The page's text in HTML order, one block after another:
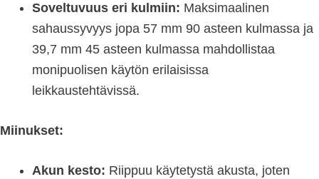
Soveltuvuus eri kulmiin: Maksimaalinen
sahaussyvyys jopa 57 mm 90 asteen kulmassa ja
39,7 mm 45 asteen kulmassa mahdollistaa
monipuolisen käytön erilaisissa
leikkaustehtävissä.
Miinukset:
Akun kesto: Riippuu käytetystä akusta, joten